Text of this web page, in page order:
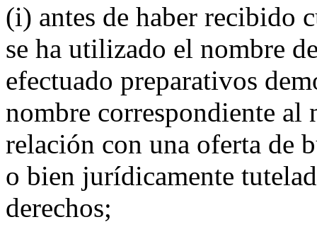
(i) antes de haber recibido
se ha utilizado el nombre
efectuado preparativos
nombre correspondiente al
relación con una oferta de
o bien jurídicamente
derechos;